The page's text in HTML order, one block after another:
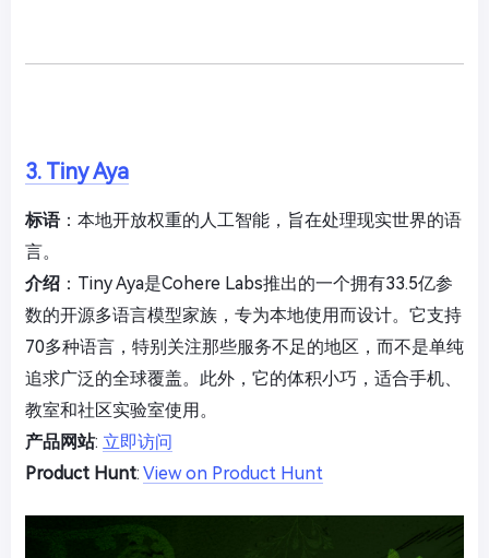
3. Tiny Aya
标语：本地开放权重的人工智能，旨在处理现实世界的语
言。
介绍 ：Tiny Aya是Cohere Labs推出的一个拥有33.5亿参
数的开源多语言模型家族，专为本地使用而设计。它支持
70多种语言，特别关注那些服务不足的地区，而不是单纯
追求广泛的全球覆盖。此外，它的体积小巧，适合手机、
教室和社区实验室使用。
产品网站: 立即访问
Product Hunt: View on Product Hunt